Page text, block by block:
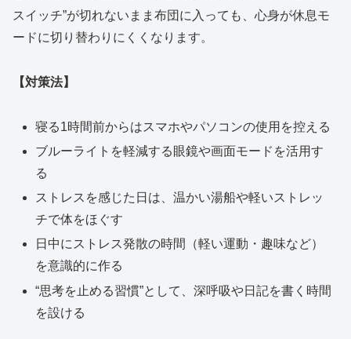
スイッチ”が切れないまま布団に入っても、心身が休息モ
ードに切り替わりにくくなります。
【対策法】
寝る1時間前からはスマホやパソコンの使用を控える
ブルーライトを軽減する眼鏡や画面モードを活用す
る
ストレスを感じた日は、温かい湯船や軽いストレッ
チで体をほぐす
日中にストレス発散の時間（軽い運動・趣味など）
を意識的に作る
“思考を止める習慣”として、深呼吸や日記を書く時間
を設ける